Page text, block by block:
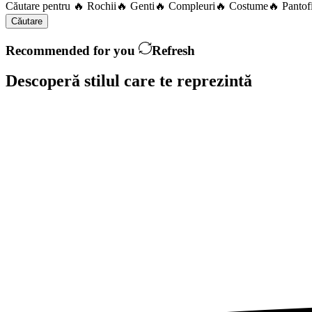
Căutare pentru 🔥 Rochii 🔥 Genti 🔥 Compleuri 🔥 Costume🔥
Căutare
Recommended for you Refresh
Descoperă stilul care te reprezintă